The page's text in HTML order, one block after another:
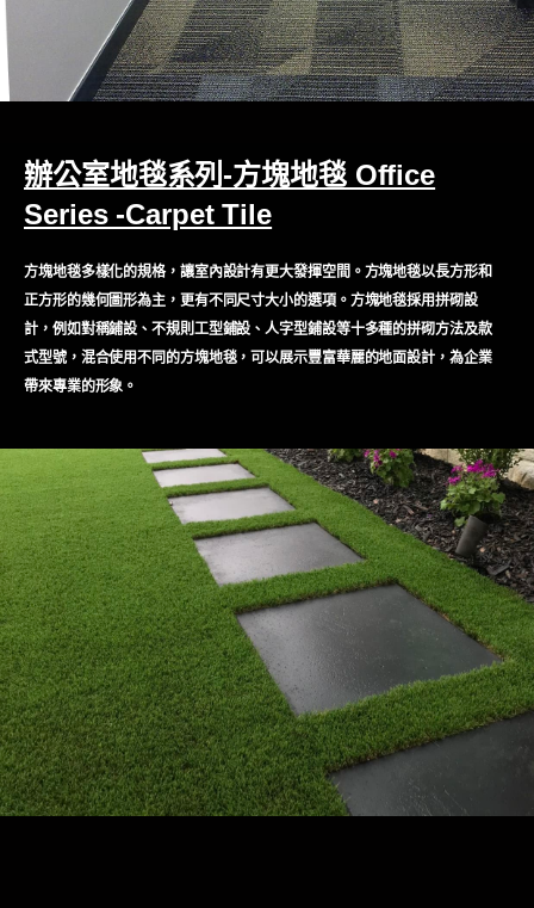
辦公室地毯系列-方塊地毯 Office
Series -Carpet Tile
方塊地毯多樣化的規格，讓室內設計有更大發揮空間。方塊地毯以長方形和
正方形的幾何圖形為主，更有不同尺寸大小的選項。方塊地毯採用拼砌設
計，例如對稱鋪設、不規則工型鋪設、人字型鋪設等十多種的拼砌方法及款
式型號，混合使用不同的方塊地毯，可以展示豐富華麗的地面設計，為企業
帶來專業的形象。